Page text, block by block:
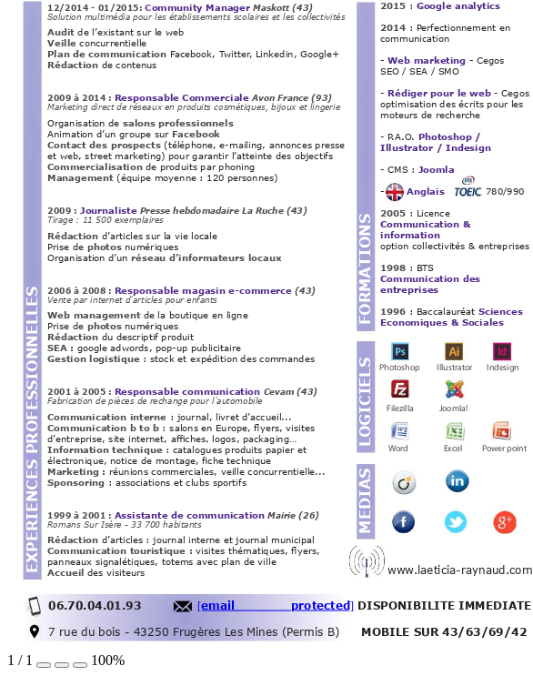
12/2014 - 01/2015: Community Manager Maskott (43)
Solution multimédia pour les établissements scolaires et les collectivités
Audit de l’existant sur le web
Veille concurrentielle
Plan de communication Facebook, Twitter, Linkedin, Google+
Rédaction de contenus
2009 à 2014 : Responsable Commerciale Avon France (93)
Marketing direct de réseaux en produits cosmétiques, bijoux et lingerie
Organisation de salons professionnels
Animation d’un groupe sur Facebook
Contact des prospects (téléphone, e-mailing, annonces presse
et web, street marketing) pour garantir l’atteinte des objectifs
Commercialisation de produits par phoning
Management (équipe moyenne : 120 personnes)
2009 : Journaliste Presse hebdomadaire La Ruche (43)
Tirage : 11 500 exemplaires
Rédaction d’articles sur la vie locale
Prise de photos numériques
Organisation d’un réseau d’informateurs locaux
2006 à 2008 : Responsable magasin e-commerce (43)
Vente par internet d’articles pour enfants
Web management de la boutique en ligne
Prise de photos numériques
Rédaction du descriptif produit
SEA : google adwords, pop-up publicitaire
Gestion logistique : stock et expédition des commandes
2001 à 2005 : Responsable communication Cevam (43)
Fabrication de pièces de rechange pour l’automobile
Communication interne : journal, livret d’accueil...
Communication b to b : salons en Europe, yers, visites
d’entreprise, site internet, aches, logos, packaging…
Information technique : catalogues produits papier et
électronique, notice de montage, che technique
Marketing : réunions commerciales, veille concurrentielle...
Sponsoring : associations et clubs sportifs
1999 à 2001 : Assistante de communication Mairie (26)
Romans Sur Isère - 33 700 habitants
Rédaction d’articles : journal interne et journal municipal
Communication touristique : visites thématiques, yers,
panneaux signalétiques, totems avec plan de ville
Accueil des visiteurs
EXPERIENCES PROFESSIONNELLES
2015 : Google analytics
2014 : Perfectionnement en
communication
- Web marketing - Cegos
SEO / SEA / SMO
- Rédiger pour le web - Cegos
optimisation des écrits pour les
moteurs de recherche
- P.A.O.
Photoshop /
Illustrator / Indesign
- CMS : Joomla
- Anglais 780/990
2005 : Licence
Communication &
information
option collectivités & entreprises
1998 : BTS
Communication des
entreprises
1996 : Baccalauréat Sciences
Economiques & Sociales
FORMATIONS
06.70.04.01.93 [email protected]
7 rue du bois - 43250 Frugères Les Mines (Permis B)
LOGICIELS
MEDIAS
Photoshop Illustrator Indesign
Filezilla Joomla!
Word Excel Power point
ht tp://www.laeticia-raynaud.com
DISPONIBILITE IMMEDIATE
MOBILE SUR 43/63/69/42
1 / 1 100%